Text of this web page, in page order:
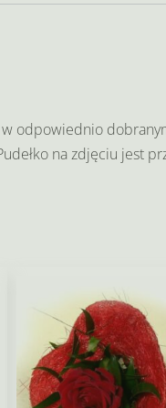
w odpowiednio
na zdjęciu jest